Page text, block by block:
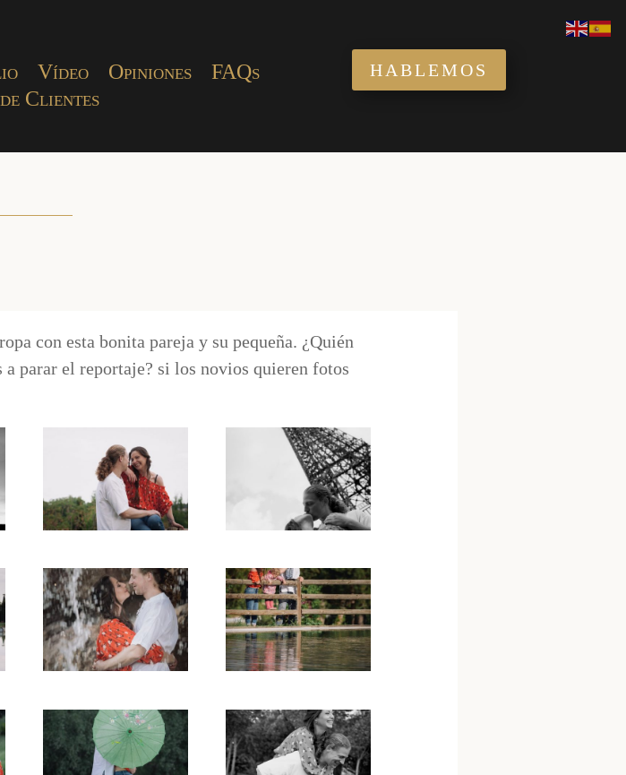
Vídeo Opiniones
FAQs
Clientes
HABLEMOS
con esta bonita pareja y su pequeña. ¿Quién
parar el reportaje? si los novios quieren fotos